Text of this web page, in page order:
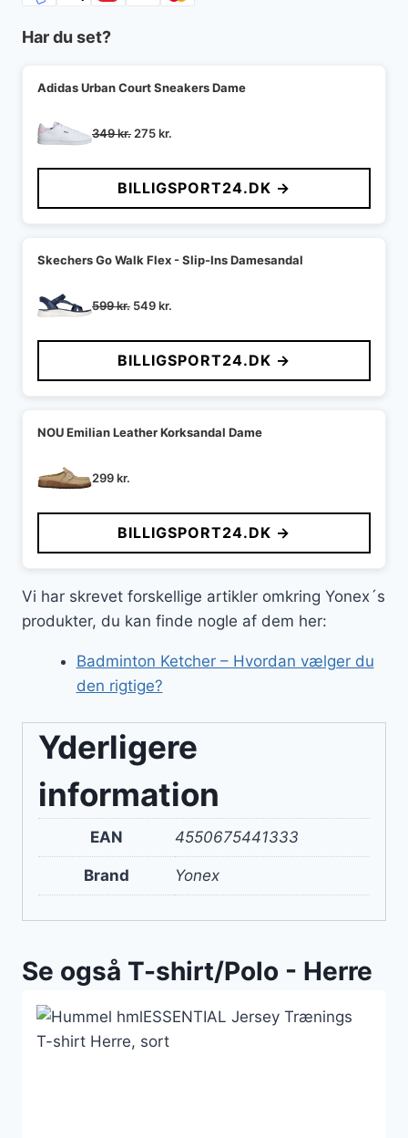
Har du set?
Adidas Urban Court Sneakers Dame
349kr. Den
pris
var:
349 kr..
275kr.
pris
er:
275 kr..
BILLIGSPORT24.DK →
Skechers Go Walk Flex - Slip-Ins Damesandal
599kr. Den
pris
var:
599 kr..
549kr.
pris
er:
549 kr..
BILLIGSPORT24.DK →
NOU Emilian Leather Korksandal Dame
299kr.
BILLIGSPORT24.DK →
Vi har skrevet forskellige artikler omkring Yonex´s
produkter, du kan finde nogle af dem her:
Badminton Ketcher – Hvordan vælger du
den rigtige?
Yderligere
information
EAN 4550675441333
Brand Yonex
Se også T-shirt/Polo - Herre